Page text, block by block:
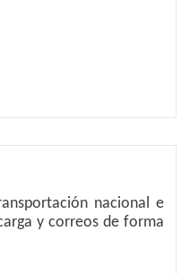
nacional e
y correos de forma